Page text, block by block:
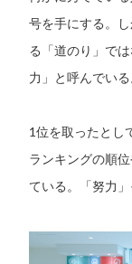
号を手にする。
る「道のり」で
力」と呼んでいる
1位を取ったとし
ランキングの順
ている。「努力